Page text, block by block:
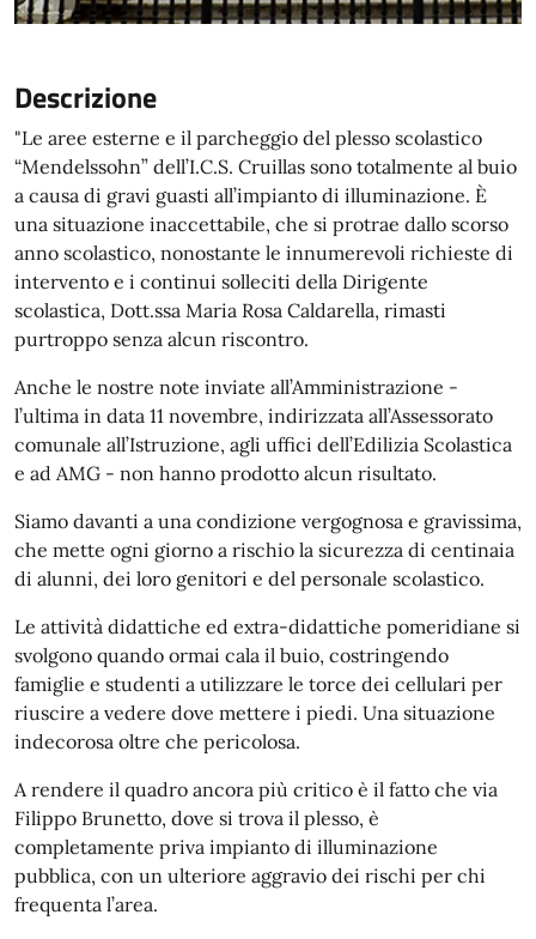
Descrizione
"Le aree esterne e il parcheggio del plesso scolastico
“Mendelssohn” dell’I.C.S. Cruillas sono totalmente al buio
a causa di gravi guasti all’impianto di illuminazione. È
una situazione inaccettabile, che si protrae dallo scorso
anno scolastico, nonostante le innumerevoli richieste di
intervento e i continui solleciti della Dirigente
scolastica, Dott.ssa Maria Rosa Caldarella, rimasti
purtroppo senza alcun riscontro.
Anche le nostre note inviate all’Amministrazione -
l’ultima in data 11 novembre, indirizzata all’Assessorato
comunale all’Istruzione, agli uffici dell’Edilizia Scolastica
e ad AMG - non hanno prodotto alcun risultato.
Siamo davanti a una condizione vergognosa e gravissima,
che mette ogni giorno a rischio la sicurezza di centinaia
di alunni, dei loro genitori e del personale scolastico.
Le attività didattiche ed extra-didattiche pomeridiane si
svolgono quando ormai cala il buio, costringendo
famiglie e studenti a utilizzare le torce dei cellulari per
riuscire a vedere dove mettere i piedi. Una situazione
indecorosa oltre che pericolosa.
A rendere il quadro ancora più critico è il fatto che via
Filippo Brunetto, dove si trova il plesso, è
completamente priva impianto di illuminazione
pubblica, con un ulteriore aggravio dei rischi per chi
frequenta l’area.